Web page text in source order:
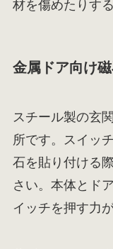
材を傷めたりす
金属ドア向け
スチール製の玄
所です。スイッ
石を貼り付ける
さい。本体とド
イッチを押す力